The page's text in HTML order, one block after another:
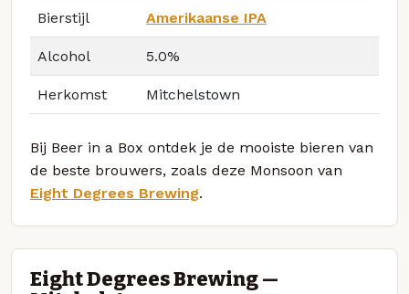
Bierstijl Amerikaanse IPA
Alcohol 5.0%
Herkomst Mitchelstown
Bij Beer in a Box ontdek je de mooiste bieren van
de beste brouwers, zoals deze Monsoon van
Eight Degrees Brewing.
Eight Degrees Brewing —